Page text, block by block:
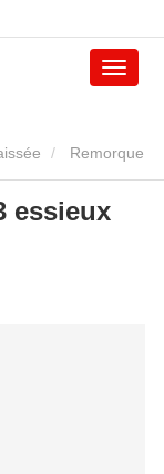
Remorque
essieux